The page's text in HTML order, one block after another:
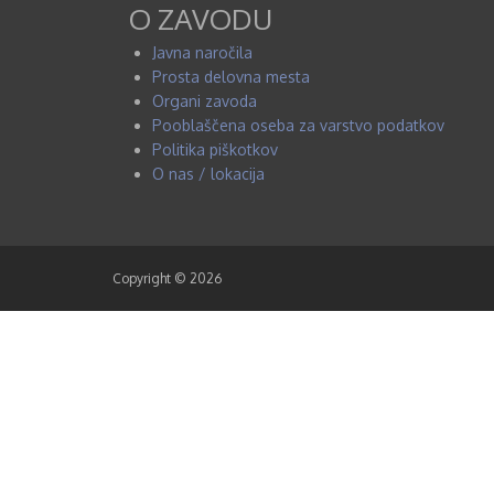
O ZAVODU
Javna naročila
Prosta delovna mesta
Organi zavoda
Pooblaščena oseba za varstvo podatkov
Politika piškotkov
O nas / lokacija
Copyright © 2026